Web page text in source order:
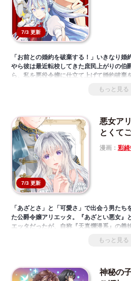
7/3 更新
「お前との婚約を破棄する！」いきなり
やら彼は最近転校してきた庶民上がりの伯
ら、私を悪役令嬢に仕立て上げて婚約破棄
もっと見る
7/3 更新
悪女ア
とくて
漫画： 彩
「あざとさ」と「可愛さ」で出会う男たち
た公爵令嬢アリエッタ。『あざとい悪女』
エッタだったが、自称『天真爛漫系』の義
の本領を発揮できない日々が続いていた。
貌の王太子リオネルドから縁談が申し込ま
リエッタの逆襲が始まる。
もっと見る
神秘の